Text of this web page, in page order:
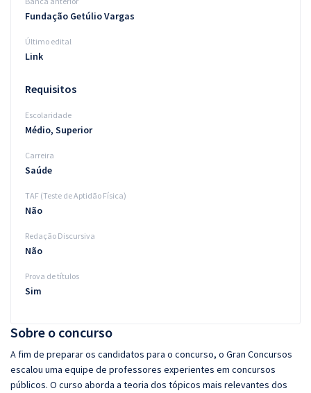
Sobre o concurso
A fim de preparar os candidatos para o concurso, o Gran Concursos
escalou uma equipe de professores experientes em concursos
públicos. O curso aborda a teoria dos tópicos mais relevantes dos
Fundação Getúlio Vargas
Último edital
Link
Requisitos
Escolaridade
Médio, Superior
Carreira
Saúde
TAF (Teste de Aptidão Física)
Não
Redação Discursiva
Não
Prova de títulos
Sim